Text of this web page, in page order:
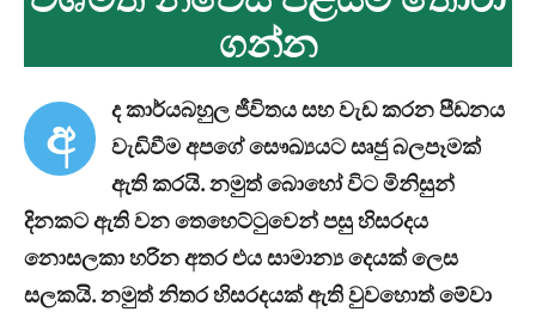
ගන්න
අ
ද කාර්යබහුල ජීවිතය සහ වැඩ කරන පීඩනය
වැඩිවීම අපගේ සෞඛ්‍යයට සෘජු බලපෑමක්
ඇති කරයි. නමුත් බොහෝ විට මිනිසුන්
දිනකට ඇති වන තෙහෙට්ටුවෙන් පසු හිසරදය
නොසලකා හරින අතර එය සාමාන්‍ය දෙයක් ලෙස
සලකයි. නමුත් නිතර හිසරදයක් ඇති වුවහොත්මේවා